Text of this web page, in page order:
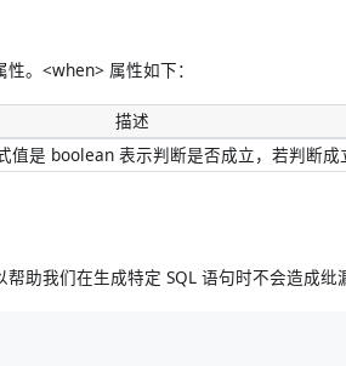
。<when> 属性如下：
描述
是 boolean 表示判断是否成立，若判断成
助我们在生成特定 SQL 语句时不会造成纰